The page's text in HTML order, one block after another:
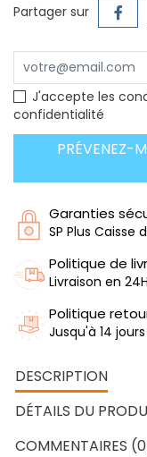
Partager sur
J'accepte les
confidentialité
PRÉVENEZ-
Garanties
SP Plus Caisse
Politique de
Livraison en
Politique
Jusqu'à 14
DESCRIPTION
DÉTAILS DU
COMMENTAIRES